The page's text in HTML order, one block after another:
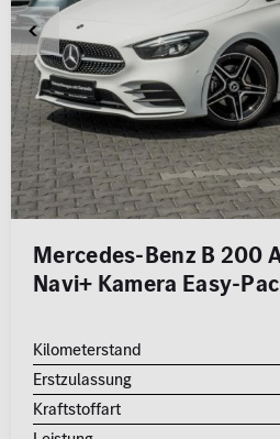
Mercedes-Benz B 200
Navi+ Kamera Easy-
Kilometerstand
Erstzulassung
Kraftstoffart